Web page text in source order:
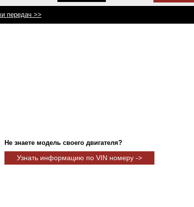
передач >>
Не знаете модель своего двигателя?
Узнать информацию по VIN номеру ->